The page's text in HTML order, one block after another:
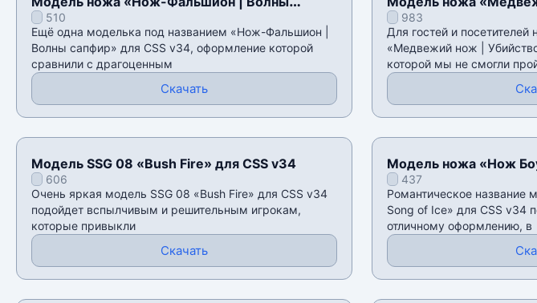
сапфир» для CSS v34
510
Ещё одна моделька под названием «Нож-Фальшион |
Волны сапфир» для CSS v34, оформление которой
сравнили с драгоценным
Скачать
для CSS v34
983
Для гостей и посетителей
«Медвежий нож |
которой мы не смогли
Модель SSG 08 «Bush Fire» для CSS v34
606
Очень яркая модель SSG 08 «Bush Fire» для CSS v34
подойдет вспылчивым и решительным игрокам,
которые привыкли
Скачать
Модель ножа «Нож
CSS v34
437
Романтическое название
Song of Ice» для CSS v34
отличному оформлению, в